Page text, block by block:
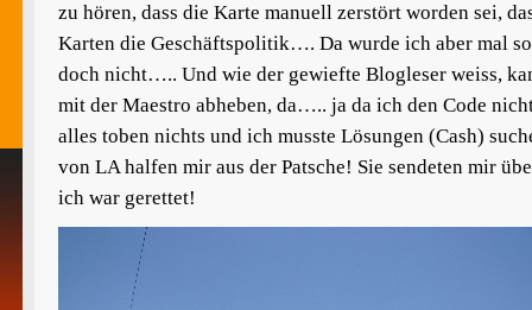
zu hören, dass die Karte manuell zerstört worden sei,
Karten die Geschäftspolitik…. Da wurde ich aber mal
doch nicht….. Und wie der gewiefte Blogleser weiss,
mit der Maestro abheben, da….. ja da ich den Code
alles toben nichts und ich musste Lösungen (Cash)
von LA halfen mir aus der Patsche! Sie sendeten mir
ich war gerettet!